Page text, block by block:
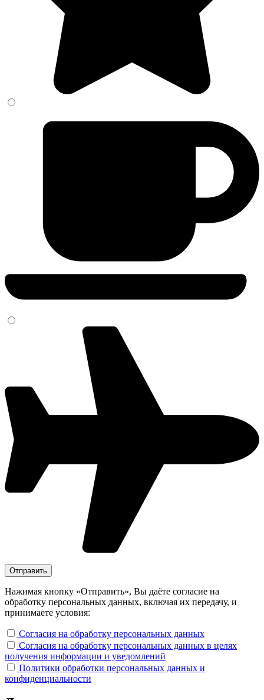
Нажимая кнопку «Отправить», Вы даёте согласие на
обработку персональных данных, включая их передачу, и
принимаете условия:
Согласия на обработку персональных данных
Согласия на обработку персональных данных в целях
получения информации и уведомлений
Политики обработки персональных данных и
конфиденциальности